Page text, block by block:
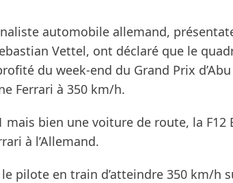
automobile allemand,
Vettel, ont déclaré que le
du week-end du Grand Prix
Ferrari à 350 km/h.
mais bien une voiture de route, la F12
à l’Allemand.
pilote en train d’atteindre 350 km/h